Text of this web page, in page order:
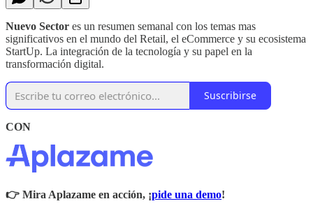
Nuevo Sector es un resumen semanal con los temas mas
significativos en el mundo del Retail, el eCommerce y su ecosistema
StartUp. La integración de la tecnología y su papel en la
transformación digital.
Suscribirse
CON
👉 Mira Aplazame en acción, ¡pide una demo!